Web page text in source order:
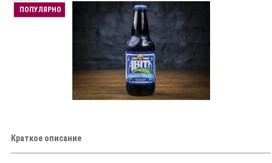
ПОПУЛЯРНО
Краткое описание